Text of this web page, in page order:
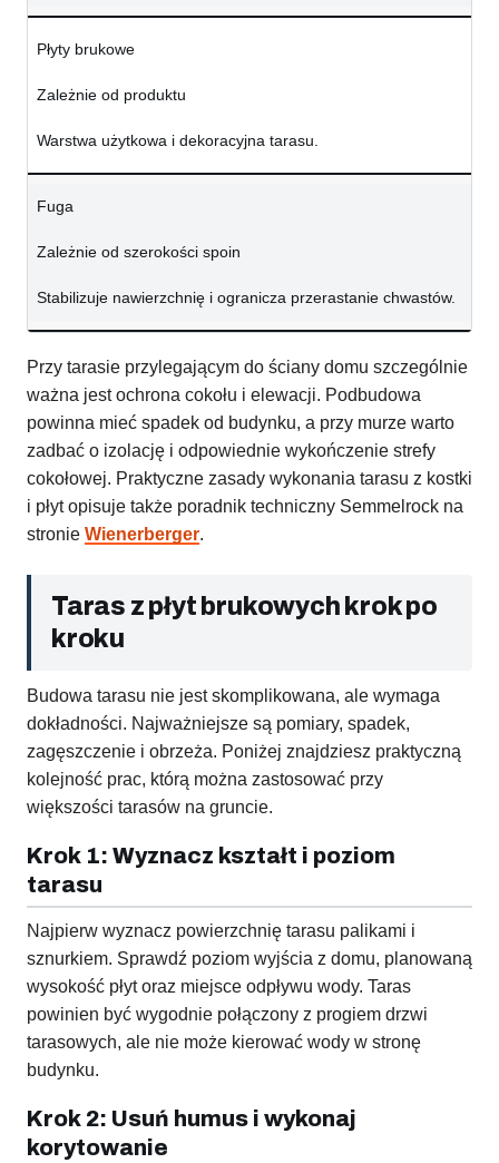
Płyty brukowe
Zależnie od produktu
Warstwa użytkowa i dekoracyjna tarasu.
Fuga
Zależnie od szerokości spoin
Stabilizuje nawierzchnię i ogranicza przerastanie chwastów.
Przy tarasie przylegającym do ściany domu szczególnie
ważna jest ochrona cokołu i elewacji. Podbudowa
powinna mieć spadek od budynku, a przy murze warto
zadbać o izolację i odpowiednie wykończenie strefy
cokołowej. Praktyczne zasady wykonania tarasu z kostki
i płyt opisuje także poradnik techniczny Semmelrock na
stronie Wienerberger.
Taras z płyt brukowych krok po
kroku
Budowa tarasu nie jest skomplikowana, ale wymaga
dokładności. Najważniejsze są pomiary, spadek,
zagęszczenie i obrzeża. Poniżej znajdziesz praktyczną
kolejność prac, którą można zastosować przy
większości tarasów na gruncie.
Krok 1: Wyznacz kształt i poziom
tarasu
Najpierw wyznacz powierzchnię tarasu palikami i
sznurkiem. Sprawdź poziom wyjścia z domu, planowaną
wysokość płyt oraz miejsce odpływu wody. Taras
powinien być wygodnie połączony z progiem drzwi
tarasowych, ale nie może kierować wody w stronę
budynku.
Krok 2: Usuń humus i wykonaj
korytowanie